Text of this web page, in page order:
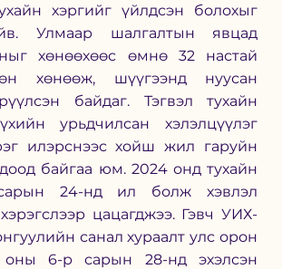
хэргийг үйлдсэн болохыг
Улмаар шалгалтын явцад
хөнөөхөөс өмнө 32 настай
хөнөөж, шүүгээнд нуусан
байдаг. Тэгвэл тухайн
урьдчилсан хэлэлцүүлэг
илэрснээс хойш жил гаруйн
байгаа юм. 2024 онд тухайн
24-нд ил болж хэвлэл
цацагджээ. Гэвч УИХ-
санал хураалт улс орон
6-р сарын 28-нд эхэлсэн